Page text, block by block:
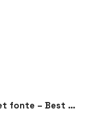
Dérrouillant pour acier et fonte – Best Rust